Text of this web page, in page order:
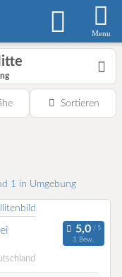
Menu
Sortieren
1 in Umgebung
1 Bew.